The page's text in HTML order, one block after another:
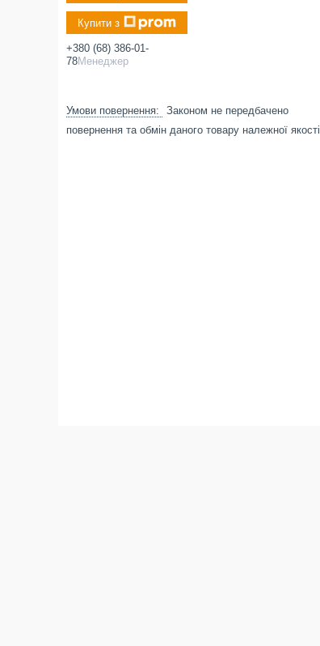
Купити з
+380 (68) 386-01-
78Менеджер
Законом не передбачено
повернення та обмін даного товару належної якості